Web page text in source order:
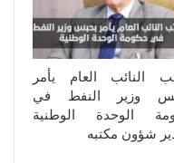
النائب العام يأمر
وزير النفط في
الوحدة الوطنية
شؤون مكتبه